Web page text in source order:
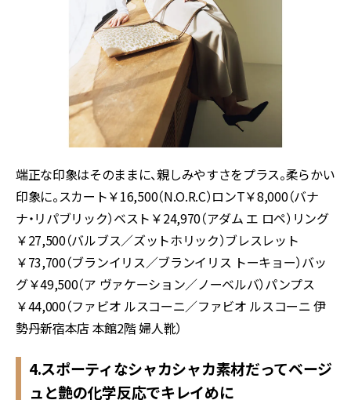
端正な印象はそのままに、親しみやすさをプラス。柔らかい
印象に。スカート￥16,500（N.O.R.C）ロンT￥8,000（バナ
ナ・リパブリック）ベスト￥24,970（アダム エ ロペ）リング
￥27,500（バルブス／ズットホリック）ブレスレット
￥73,700（ブランイリス／ブランイリス トーキョー）バッ
グ￥49,500（ア ヴァケーション／ノーベルバ）パンプス
￥44,000（ファビオ ルスコーニ／ファビオ ルスコーニ 伊
勢丹新宿本店 本館2階 婦人靴）
4.スポーティなシャカシャカ素材だってベージ
ュと艶の化学反応でキレイめに